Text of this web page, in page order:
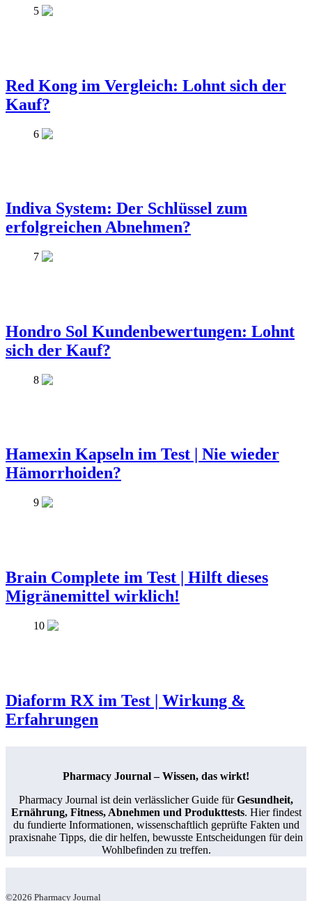
5
Red Kong im Vergleich: Lohnt sich der
Kauf?
6
Indiva System: Der Schlüssel zum
erfolgreichen Abnehmen?
7
Hondro Sol Kundenbewertungen: Lohnt
sich der Kauf?
8
Hamexin Kapseln im Test | Nie wieder
Hämorrhoiden?
9
Brain Complete im Test | Hilft dieses
Migränemittel wirklich!
10
Diaform RX im Test | Wirkung &
Erfahrungen
Pharmacy Journal – Wissen, das wirkt!
Pharmacy Journal ist dein verlässlicher Guide fürGesundheit,
Ernährung, Fitness, Abnehmen und Produkttests. Hier findest
du fundierte Informationen, wissenschaftlich geprüfte Fakten und
praxisnahe Tipps, die dir helfen, bewusste Entscheidungen für dein
Wohlbefinden zu treffen.
©2026 Pharmacy Journal